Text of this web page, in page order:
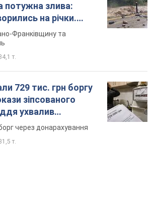
потужна злива:
на річки.
Франківщину та
т.
729 тис. грн боргу
зіпсованого
ухвалив
через донарахування
т.